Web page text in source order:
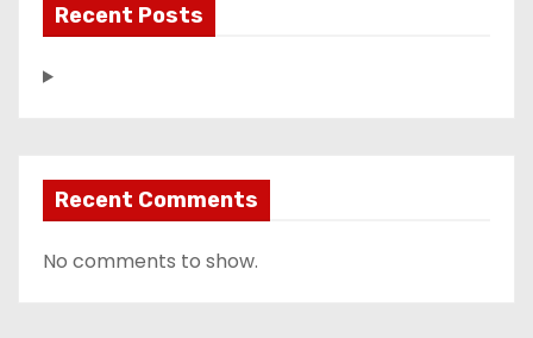
Recent Posts
Recent Comments
No comments to show.